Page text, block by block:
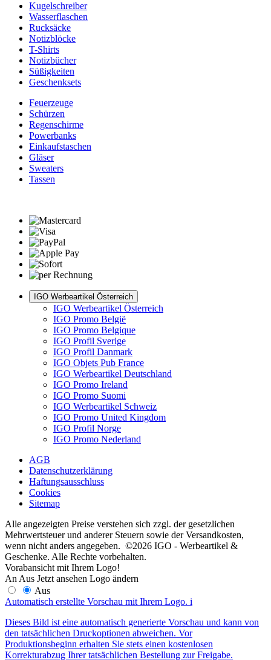
Kugelschreiber
Wasserflaschen
Rucksäcke
Notizblöcke
T-Shirts
Notizbücher
Süßigkeiten
Geschenksets
Feuerzeuge
Schürzen
Regenschirme
Powerbanks
Einkaufstaschen
Gläser
Sweaters
Tassen
IGO Werbeartikel Österreich
IGO Werbeartikel Österreich
IGO Promo België
IGO Promo Belgique
IGO Profil Sverige
IGO Profil Danmark
IGO Objets Pub France
IGO Werbeartikel Deutschland
IGO Promo Ireland
IGO Promo Suomi
IGO Werbeartikel Schweiz
IGO Promo United Kingdom
IGO Profil Norge
IGO Promo Nederland
AGB
Datenschutzerklärung
Haftungsausschluss
Cookies
Sitemap
Alle angezeigten Preise verstehen sich zzgl. der gesetzlichen
Mehrwertsteuer und anderer Steuern sowie der Versandkosten,
wenn nicht anders angegeben. ©2026 IGO - Werbeartikel &
Geschenke. Alle Rechte vorbehalten.
Vorabansicht mit Ihrem Logo!
An Aus Jetzt ansehen Logo ändern
Aus
Automatisch erstellte Vorschau mit Ihrem Logo. i
Dieses Bild ist eine automatisch generierte Vorschau und kann von
den tatsächlichen Druckoptionen abweichen. Vor
Produktionsbeginn erhalten Sie stets einen kostenlosen
Korrekturabzug Ihrer tatsächlichen Bestellung zur Freigabe.